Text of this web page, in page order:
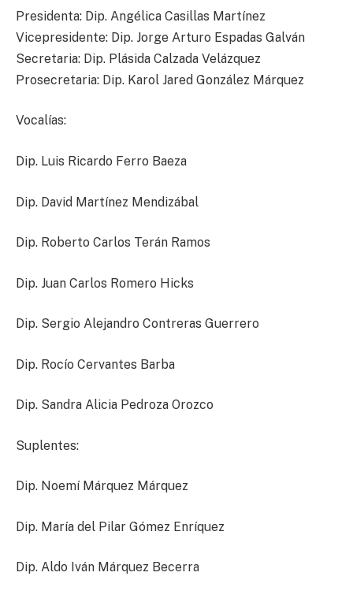
Presidenta: Dip. Angélica Casillas Martínez
Vicepresidente: Dip. Jorge Arturo Espadas Galván
Secretaria: Dip. Plásida Calzada Velázquez
Prosecretaria: Dip. Karol Jared González Márquez
Vocalías:
Dip. Luis Ricardo Ferro Baeza
Dip. David Martínez Mendizábal
Dip. Roberto Carlos Terán Ramos
Dip. Juan Carlos Romero Hicks
Dip. Sergio Alejandro Contreras Guerrero
Dip. Rocío Cervantes Barba
Dip. Sandra Alicia Pedroza Orozco
Suplentes:
Dip. Noemí Márquez Márquez
Dip. María del Pilar Gómez Enríquez
Dip. Aldo Iván Márquez Becerra